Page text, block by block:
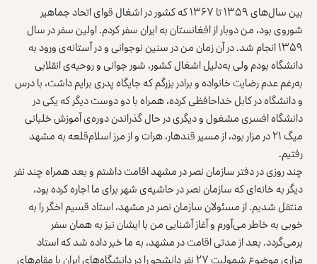
بین سال‌های ۱۳۵۹ تا ۱۳۶۷ که کشور در اشغال قوای اتحاد جماهیر
شوروی بود، من دوبار از افغانستان به ایران سفر کردم. اولین سفر در سال
۱۳۵۹ انجام شد. در آن زمان من در سنین نوجوانی و در آستانه‌ی ورود به
دانشگاه بودم ولی به‌دلیل اشغال کشور، شور جوانی و روحیه‌ی انقلابی
به‌رغم عدم رضایت خانواده و برادر بزرگم که جایگاه پدری برایم داشت، با درس
و دانشگاه در کابل خداحافظی کرده، همراه با دو دوست دیگر که یکی در
دانشگاه افسری مشغول و دیگری در حال گذراندن دوره‌ی آموزش خلبانی
میگ ۲۱ در مزار بود، از مسیر قندهار، هرات و از مرز اسلام‌قلعه به مشهد
رفتیم.
چند روزی در دفتر سازمان نصر در مشهد اقامت داشتم و بعد همراه چند نفر
دیگر به خانه‌ای که سازمان نصر در حاشیه‌ی شهر برای ما اجاره کرده بود،
منتقل شدیم. از مسئولان سازمان نصر در مشهد، استاد قسیم اخگر را به
خوبی به خاطر می‌آورم و آغاز آشنایی من با ایشان نیز به همان سفر
برمی‌گردد. بعد از مدتی اقامت در مشهد، به ما خبر داده شد که استاد
مزاری موضوع شمولیت ۲۷ نفر دانشجو را در دانشگاه‌های ایران با مقام‌های